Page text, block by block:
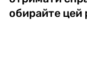
обирайте цей